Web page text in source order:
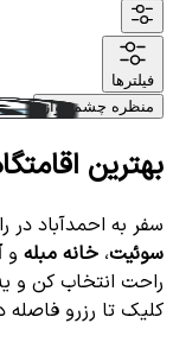
فیلترها
منظره چشم نواز
بهترین
سفر به احمدآباد در
سوئیت، خانه مبله و
راحت انتخاب کن و
کلیک تا رزرو فاصله